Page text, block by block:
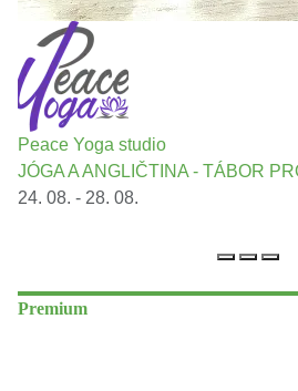
Peace Yoga studio
JÓGA A ANGLIČTINA - TÁBOR
24. 08. - 28. 08.
Premium